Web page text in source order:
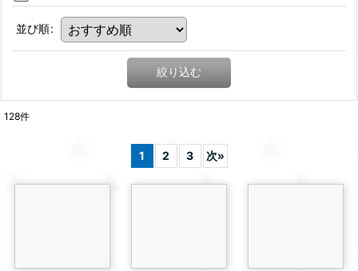
並び順:
絞り込む
128件
1 2 3 次»